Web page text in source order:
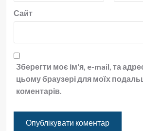
Сайт
Зберегти моє ім'я, e-mail, та
цьому браузері для моїх
коментарів.